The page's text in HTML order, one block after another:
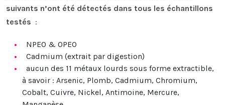
suivants n’ont été détectés dans tous les échantillons
testés :
NPEO & OPEO
Cadmium (extrait par digestion)
aucun des 11 métaux lourds sous forme extractible,
à savoir : Arsenic, Plomb, Cadmium, Chromium,
Cobalt, Cuivre, Nickel, Antimoine, Mercure,